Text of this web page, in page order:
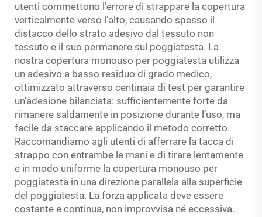
utenti commettono l’errore di strappare la copertura
verticalmente verso l’alto, causando spesso il
distacco dello strato adesivo dal tessuto non
tessuto e il suo permanere sul poggiatesta. La
nostra copertura monouso per poggiatesta utilizza
un adesivo a basso residuo di grado medico,
ottimizzato attraverso centinaia di test per garantire
un’adesione bilanciata: sufficientemente forte da
rimanere saldamente in posizione durante l’uso, ma
facile da staccare applicando il metodo corretto.
Raccomandiamo agli utenti di afferrare la tacca di
strappo con entrambe le mani e di tirare lentamente
e in modo uniforme la copertura monouso per
poggiatesta in una direzione parallela alla superficie
del poggiatesta. La forza applicata deve essere
costante e continua, non improvvisa né eccessiva.